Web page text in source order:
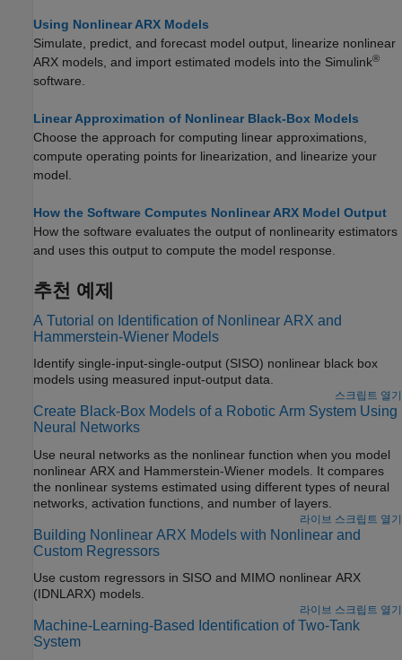
Using Nonlinear ARX Models
Simulate, predict, and forecast model output, linearize nonlinear
ARX models, and import estimated models into the Simulink®
software.
Linear Approximation of Nonlinear Black-Box Models
Choose the approach for computing linear approximations,
compute operating points for linearization, and linearize your
model.
How the Software Computes Nonlinear ARX Model Output
How the software evaluates the output of nonlinearity estimators
and uses this output to compute the model response.
추천 예제
A Tutorial on Identification of Nonlinear ARX and
Hammerstein-Wiener Models
Identify single-input-single-output (SISO) nonlinear black box
models using measured input-output data.
스크립트 열기
Create Black-Box Models of a Robotic Arm System Using
Neural Networks
Use neural networks as the nonlinear function when you model
nonlinear ARX and Hammerstein-Wiener models. It compares
the nonlinear systems estimated using different types of neural
networks, activation functions, and number of layers.
라이브 스크립트 열기
Building Nonlinear ARX Models with Nonlinear and
Custom Regressors
Use custom regressors in SISO and MIMO nonlinear ARX
(IDNLARX) models.
라이브 스크립트 열기
Machine-Learning-Based Identification of Two-Tank
System